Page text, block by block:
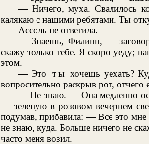
— Ничего, муха. Свалилось
калякаю с нашими ребятами. Ты
Ассоль не ответила.
— Знаешь, Филипп, —
скажу только тебе. Я скоро уеду;
этом.
— Это ты хочешь уехать?
вопросительно раскрыв рот, отчего
— Не знаю. — Она медленно
— зеленую в розовом вечернем
подумав, прибавила: — Все это мне
не знаю, куда. Больше ничего не
часто меня возил.